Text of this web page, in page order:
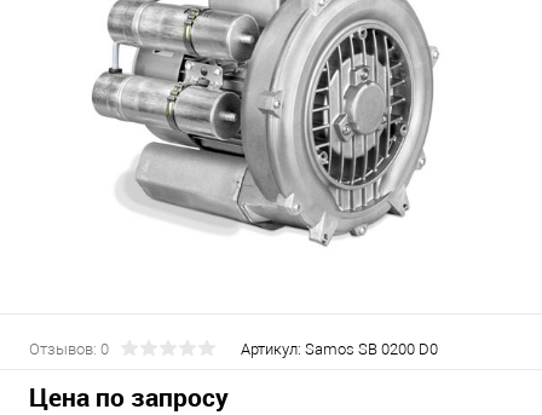
Отзывов: 0 Артикул: Samos SB 0200 D0
Цена по запросу